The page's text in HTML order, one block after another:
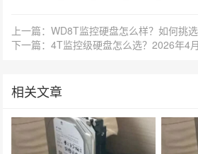
上一篇：WD8T监控硬盘怎么样？如何挑
下一篇：4T监控级硬盘怎么选？2026年4
相关文章